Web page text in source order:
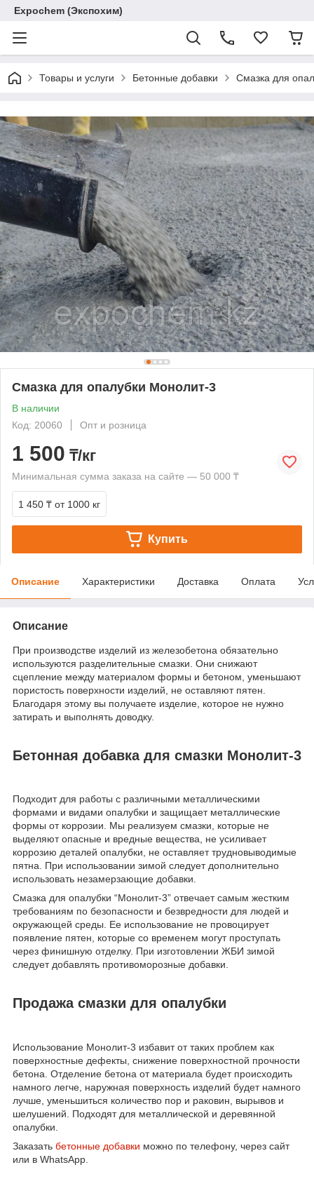
Expochem (Экспохим)
Товары и услуги Бетонные добавки Смазка для
Смазка для опалубки Монолит-3
В наличии
Код: 20060
Опт и розница
1 500 ₸/кг
Минимальная сумма заказа на сайте — 50 000 ₸
1 450 ₸ от 1000 кг
Купить
Описание Характеристики Доставка Оплата
Описание
При производстве изделий из железобетона обязательно
используются разделительные смазки. Они снижают
сцепление между материалом формы и бетоном, уменьшают
пористость поверхности изделий, не оставляют пятен.
Благодаря этому вы получаете изделие, которое не нужно
затирать и выполнять доводку.
Бетонная добавка для смазки Монолит-3
Подходит для работы с различными металлическими
формами и видами опалубки и защищает металлические
формы от коррозии. Мы реализуем смазки, которые не
выделяют опасные и вредные вещества, не усиливает
коррозию деталей опалубки, не оставляет трудновыводимые
пятна. При использовании зимой следует дополнительно
использовать незамерзающие добавки.
Смазка для опалубки “Монолит-3” отвечает самым жестким
требованиям по безопасности и безвредности для людей и
окружающей среды. Ее использование не провоцирует
появление пятен, которые со временем могут проступать
через финишную отделку. При изготовлении ЖБИ зимой
следует добавлять противоморозные добавки.
Продажа смазки для опалубки
Использование Монолит-3 избавит от таких проблем как
поверхностные дефекты, снижение поверхностной прочности
бетона. Отделение бетона от материала будет происходить
намного легче, наружная поверхность изделий будет намного
лучше, уменьшиться количество пор и раковин, вырывов и
шелушений. Подходят для металлической и деревянной
опалубки.
Заказать бетонные добавки можно по телефону, через сайт
или в WhatsApp.